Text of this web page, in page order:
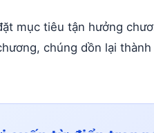
mục tiêu tận hưởng
chúng dồn lại